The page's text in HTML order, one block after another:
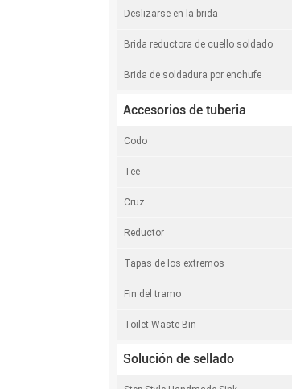
Deslizarse en la brida
Brida reductora de cuello soldado
Brida de soldadura por enchufe
Accesorios de tuberia
Codo
Tee
Cruz
Reductor
Tapas de los extremos
Fin del tramo
Toilet Waste Bin
Solución de sellado